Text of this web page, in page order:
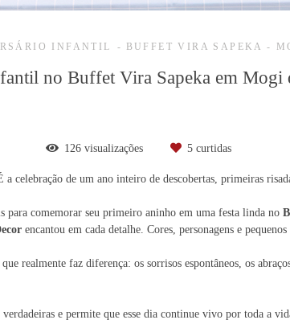
INFANTIL BUFFET VIRA SAPEKA -
no Buffet Vira Sapeka em Mogi
126visualizações 5curtidas
de um ano inteiro de descobertas, primeiras
para comemorar seu primeiro aninho em uma festa linda no
encantou em cada detalhe. Cores, personagens e
realmente faz diferença: os sorrisos espontâneos, os
e permite que esse dia continue vivo por toda a